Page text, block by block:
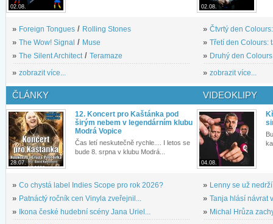
02.08.
» Foreign Tongues / Rolling Stones
» The Wow! Signal / Muse
» The Silent Architect / Teramaze
» zobrazit více...
02.08.
» Čtvrtý den
» Třetí den Colours:
» Druhý den
» zobrazit více...
ČLÁNKY
28.07.
12. Koncert pro Kaštánka pod
širým nebem v legendárním klubu
Modrá Vopice
Čas letí neskutečně rychle.... I letos se
bude 8. srpna v klubu Modrá...
» Co chystá label Indies Scope pro rok 2026?
» Patnáctý ročník cen Vinyla zveřejnil...
»
Ikona české hudební scény Jana Uriel...
VIDEOKLIPY
04.08.
» Lenny se už
» Tanja hlásí návrat
» Michal Hrůza